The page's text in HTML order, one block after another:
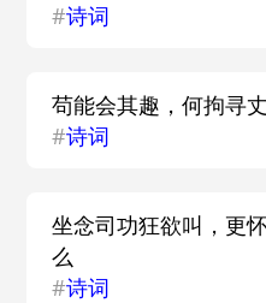
#诗词
苟能会其趣，何拘寻
#诗词
坐念司功狂欲叫，更
么
#诗词